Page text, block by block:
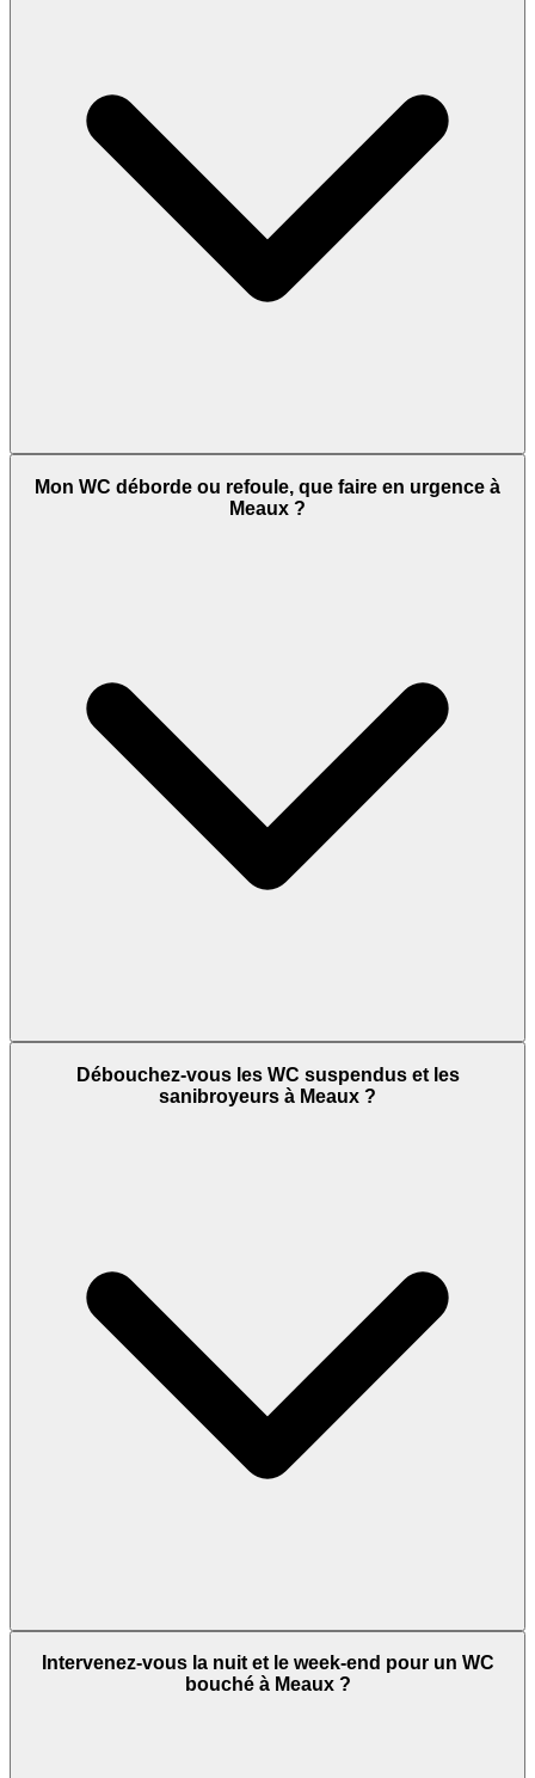
Mon WC déborde ou refoule, que faire en urgence à
Meaux ?
Débouchez-vous les WC suspendus et les
sanibroyeurs à Meaux ?
Intervenez-vous la nuit et le week-end pour un WC
bouché à Meaux ?